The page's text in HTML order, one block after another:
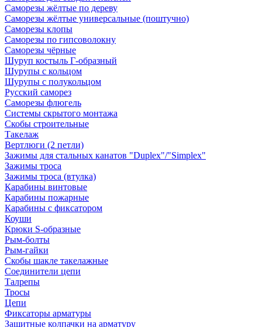
Саморезы жёлтые по дереву
Саморезы жёлтые универсальные (поштучно)
Саморезы клопы
Саморезы по гипсоволокну
Саморезы чёрные
Шуруп костыль Г-образный
Шурупы с кольцом
Шурупы с полукольцом
Русский саморез
Саморезы флюгель
Системы скрытого монтажа
Скобы строительные
Такелаж
Вертлюги (2 петли)
Зажимы для стальных канатов "Duplex"/"Simplex"
Зажимы троса
Зажимы троса (втулка)
Карабины винтовые
Карабины пожарные
Карабины с фиксатором
Коуши
Крюки S-образные
Рым-болты
Рым-гайки
Скобы шакле такелажные
Соединители цепи
Талрепы
Тросы
Цепи
Фиксаторы арматуры
Защитные колпачки на арматуру